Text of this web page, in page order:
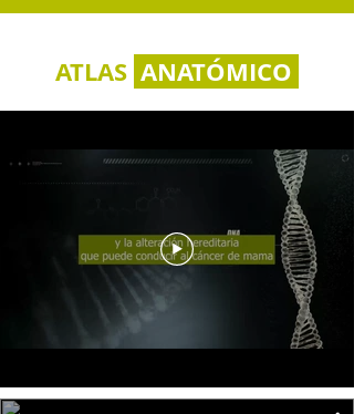
ATLAS ANATÓMICO